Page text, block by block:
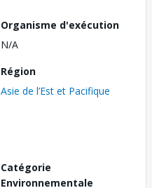
Organisme d'exécution
N/A
Région
Asie de l’Est et Pacifique
Catégorie
Environnementale